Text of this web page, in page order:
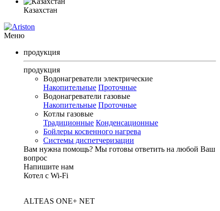
Казахстан
Меню
продукция
продукция
Водонагреватели электрические
Накопительные Проточные
Водонагреватели газовые
Накопительные Проточные
Котлы газовые
Традиционные Конденсационные
Бойлеры косвенного нагрева
Системы диспетчеризации
Вам нужна помощь? Мы готовы ответить на любой Ваш
вопрос
Напишите нам
Котел с Wi-Fi
ALTEAS ONE+ NET